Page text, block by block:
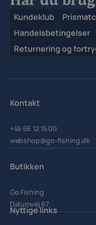
Kundeklub
Handelsbetingelser
Returnering og
Kontakt
+45 66 12 15 00
webshop@go-fishing.dk
Butikken
Go Fishing
Dalumvej 67
5250 Odense SV.
Nyttige links